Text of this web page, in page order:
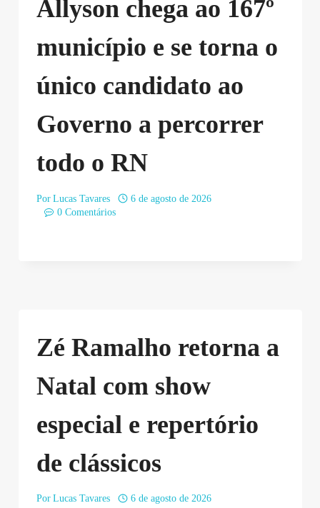
Allyson chega ao 167º
município e se torna o
único candidato ao
Governo a percorrer
todo o RN
Por Lucas Tavares
6 de agosto de 2026
0 Comentários
Zé Ramalho retorna a
Natal com show
especial e repertório
de clássicos
Por Lucas Tavares
6 de agosto de 2026